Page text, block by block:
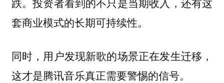
跌。投资者看到的不只是当期收入，还有这
套商业模式的长期可持续性。
同时，用户发现新歌的场景正在发生迁移，
这才是腾讯音乐真正需要警惕的信号。